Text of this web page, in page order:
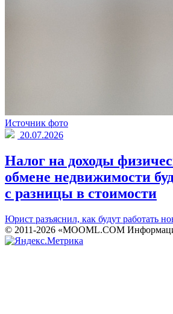
Источник фото
20.07.2026
Налог на доходы
обмене недвижимости
с разницы в стоимости
Юрист разъяснил, как будут работать
© 2011-2026 «MOOML.COM